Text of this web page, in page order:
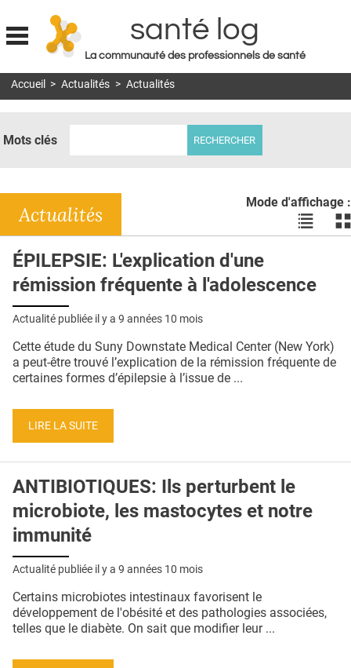
Jump to navigation
santé log
La communauté des professionnels de santé
MON COMPTE
DOSSIERS
RÉSEAUX
E-REVUE SAD
QUI SOMMES-NOUS ?
CONDITIONS GÉNÉRALES
CRÉDITS
Accueil > Actualités > Actualités
Mots clés
Mode d'affichage :
Voir
les
liste
les
Actualités
ÉPILEPSIE: L'explication d'une
rémission fréquente à l'adolescence
Actualité publiée il y a 9 années 10 mois
Cette étude du Suny Downstate Medical Center (New York)
a peut-être trouvé l’explication de la rémission fréquente de
certaines formes d’épilepsie à l’issue de ...
LIRE LA SUITE
ANTIBIOTIQUES: Ils perturbent le
microbiote, les mastocytes et notre
immunité
Actualité publiée il y a 9 années 10 mois
Certains microbiotes intestinaux favorisent le
développement de l'obésité et des pathologies associées,
telles que le diabète. On sait que modifier leur ...